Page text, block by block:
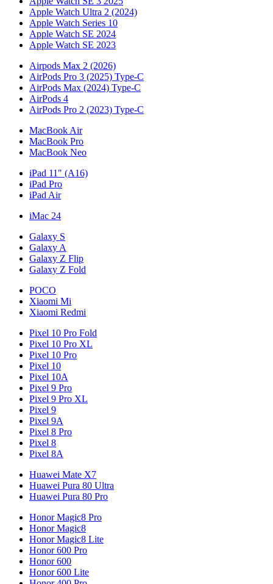
Apple Watch Ultra 2 (2024)
Apple Watch Series 10
Apple Watch SE 2024
Apple Watch SE 2023
Airpods Max 2 (2026)
AirPods Pro 3 (2025) Type-C
AirPods Max (2024) Type-C
AirPods 4
AirPods Pro 2 (2023) Type-C
MacBook Air
MacBook Pro
MacBook Neo
iPad 11" (A16)
iPad Pro
iPad Air
iMac 24
Galaxy S
Galaxy A
Galaxy Z Flip
Galaxy Z Fold
POCO
Xiaomi Mi
Xiaomi Redmi
Pixel 10 Pro Fold
Pixel 10 Pro XL
Pixel 10 Pro
Pixel 10
Pixel 10A
Pixel 9 Pro
Pixel 9 Pro XL
Pixel 9
Pixel 9A
Pixel 8 Pro
Pixel 8
Pixel 8A
Huawei Mate X7
Huawei Pura 80 Ultra
Huawei Pura 80 Pro
Honor Magic8 Pro
Honor Magic8
Honor Magic8 Lite
Honor 600 Pro
Honor 600
Honor 600 Lite